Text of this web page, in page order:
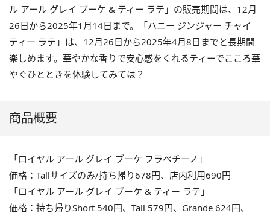
ル アール グレイ ブーケ & ティー ラテ」の販売期間は、12月
26日から2025年1月14日まで。「ハニー ジンジャー チャイ
ティー ラテ」は、12月26日から2025年4月8日までと長期間
楽しめます。華やかな香りで安心感をくれるティーでこころ華
やぐひとときを体験してみては？
商品概要
「ロイヤル アール グレイ ブーケ フラペチーノ」
価格：Tallサイズのみ/持ち帰り678円、店内利用690円
「ロイヤル アール グレイ ブーケ & ティー ラテ」
価格：持ち帰りShort 540円、Tall 579円、Grande 624円、